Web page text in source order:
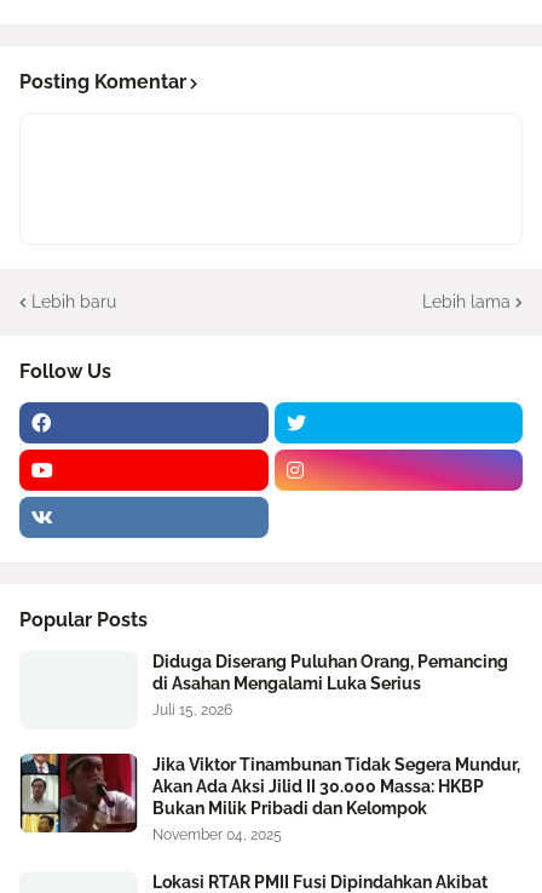
Posting Komentar
Lebih baru Lebih lama
Follow Us
Popular Posts
Diduga Diserang Puluhan Orang, Pemancing
di Asahan Mengalami Luka Serius
Juli 15, 2026
Jika Viktor Tinambunan Tidak Segera Mundur,
Akan Ada Aksi Jilid II 30.000 Massa: HKBP
Bukan Milik Pribadi dan Kelompok
November 04, 2025
Lokasi RTAR PMII Fusi Dipindahkan Akibat